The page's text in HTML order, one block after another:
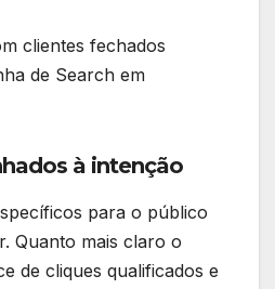
clientes fechados
de Search em
à intenção
para o público
Quanto mais claro o
de cliques qualificados e